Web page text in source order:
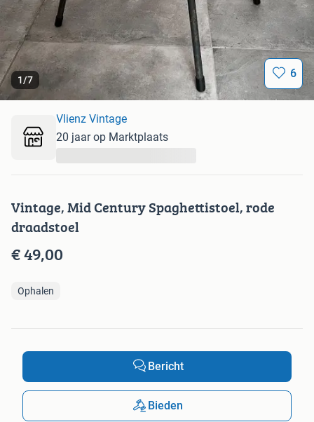
1/7 6
Vintage, Mid Century Spaghettistoel, rode
draadstoel
€ 49,00
Ophalen
Vlienz Vintage
20 jaar op Marktplaats
Bericht
Bieden